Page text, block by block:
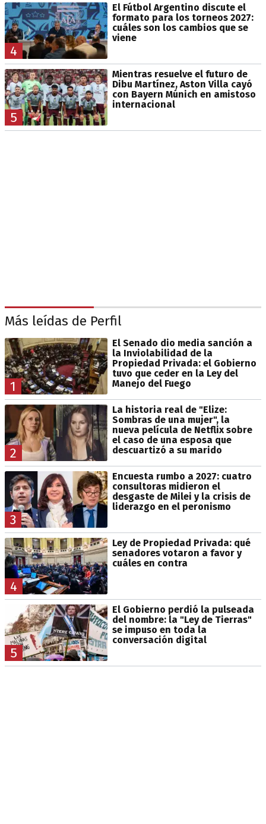
4
El Fútbol Argentino discute el
formato para los torneos 2027:
cuáles son los cambios que se
viene
5
Mientras resuelve el futuro de
Dibu Martínez, Aston Villa cayó
con Bayern Múnich en amistoso
internacional
Más leídas de Perfil
1
El Senado dio media sanción a
la Inviolabilidad de la
Propiedad Privada: el Gobierno
tuvo que ceder en la Ley del
Manejo del Fuego
2
La historia real de "Elize:
Sombras de una mujer", la
nueva película de Netflix sobre
el caso de una esposa que
descuartizó a su marido
3
Encuesta rumbo a 2027: cuatro
consultoras midieron el
desgaste de Milei y la crisis de
liderazgo en el peronismo
4
Ley de Propiedad Privada: qué
senadores votaron a favor y
cuáles en contra
5
El Gobierno perdió la pulseada
del nombre: la "Ley de Tierras"
se impuso en toda la
conversación digital